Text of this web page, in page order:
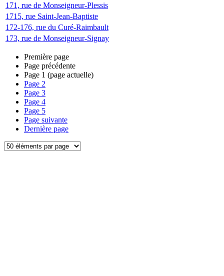
171, rue de Monseigneur-Plessis
1715, rue Saint-Jean-Baptiste
172-176, rue du Curé-Raimbault
173, rue de Monseigneur-Signay
Première page
Page précédente
Page 1 (page actuelle)
Page 2
Page 3
Page 4
Page 5
Page suivante
Dernière page